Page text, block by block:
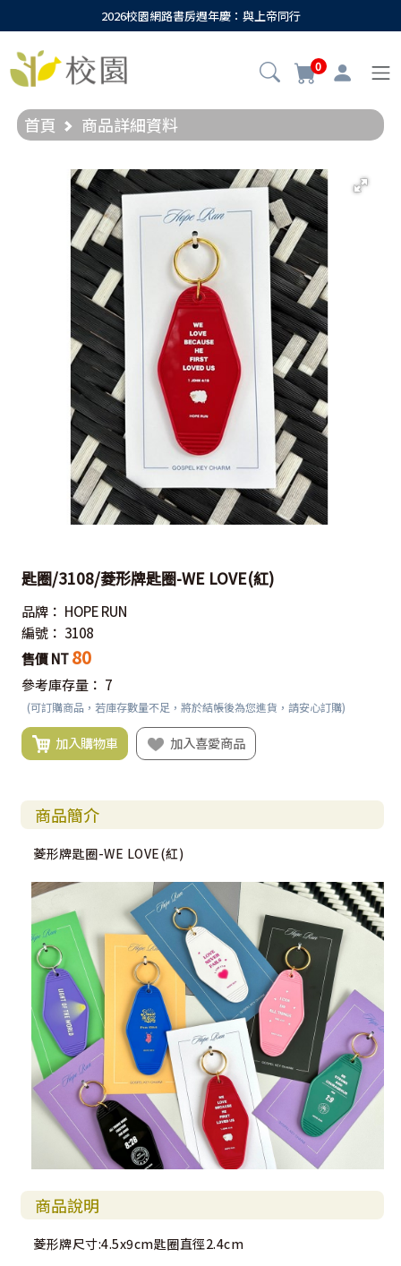
2026校園網路書房週年慶：與上帝同行
0
首頁 商品詳細資料
匙圈/3108/菱形牌匙圈-WE LOVE(紅)
品牌： HOPE RUN
編號： 3108
售價 NT 80
參考庫存量： 7
(可訂購商品，若庫存數量不足，將於結帳後為您進貨，請安心訂購)
加入購物車 加入喜愛商品
商品簡介
菱形牌匙圈-WE LOVE(紅)
商品說明
菱形牌尺寸:4.5x9cm匙圈直徑2.4cm